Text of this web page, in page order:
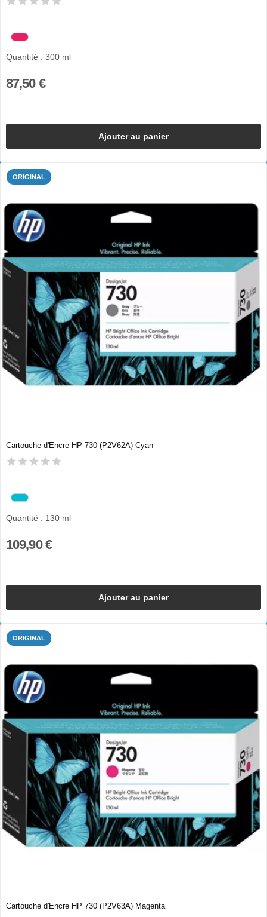
Quantité : 300 ml
87,50 €
Ajouter au panier
ORIGINAL
Cartouche d'Encre HP 730 (P2V62A) Cyan
Quantité : 130 ml
109,90 €
Ajouter au panier
ORIGINAL
Cartouche d'Encre HP 730 (P2V63A) Magenta